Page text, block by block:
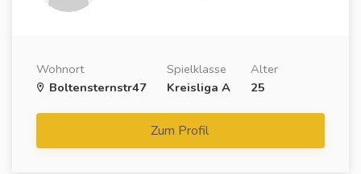
Wohnort
Boltensternstr47
Spielklasse
Kreisliga A
Alter
25
Zum Profil